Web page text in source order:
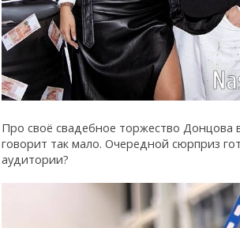
Про своё свадебное торжество Донцова
говорит так мало. Очередной сюрприз
аудитории?